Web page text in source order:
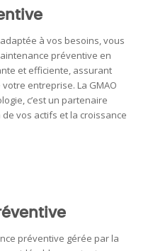
à vos besoins, vous
préventive en
et efficiente, assurant
entreprise. La GMAO
c’est un partenaire
vos actifs et la croissance
préventive gérée par la